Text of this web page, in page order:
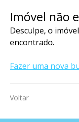
Imóvel não
Desculpe, o
encontrado.
Fazer uma nova
Voltar